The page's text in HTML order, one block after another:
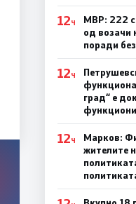
12Ч
МВР: 222
од возачи
поради
12Ч
град“ е
12Ч
Марков:
жителите